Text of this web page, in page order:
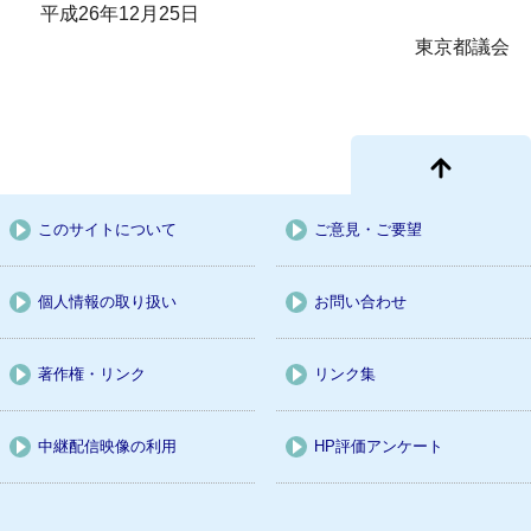
平成26年12月25日
東京都議会
このサイトについて ご意見・ご要望
個人情報の取り扱い お問い合わせ
著作権・リンク リンク集
中継配信映像の利用 HP評価アンケート